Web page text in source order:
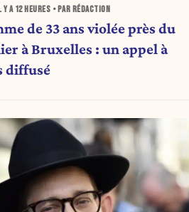
Y A12 HEURES • PAR RÉDACTION
de 33 ans violée près du
à Bruxelles : un appel à
diffusé